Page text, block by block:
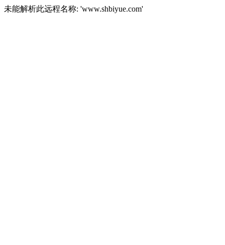
未能解析此远程名称: 'www.shbiyue.com'